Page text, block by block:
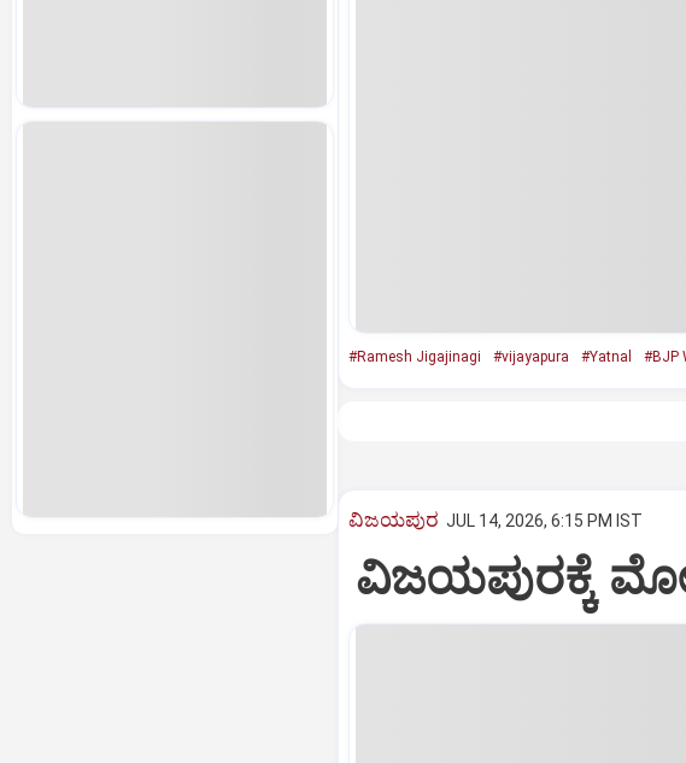
#Ramesh Jigajinagi #vijayapura #Yatnal #BJP
ವಿಜಯಪುರ JUL 14, 2026, 6:15 PM IST
ವಿಜಯಪುರಕ್ಕೆ